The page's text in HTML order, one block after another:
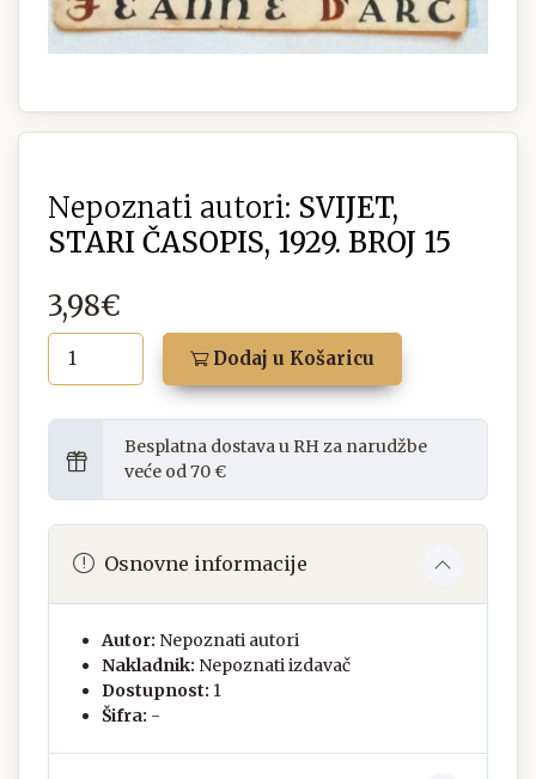
Nepoznati autori: SVIJET,
STARI ČASOPIS, 1929. BROJ 15
3,98€
Dodaj u Košaricu
Besplatna dostava u RH za narudžbe
veće od 70 €
Osnovne informacije
Autor: Nepoznati autori
Nakladnik: Nepoznati izdavač
Dostupnost: 1
Šifra: -